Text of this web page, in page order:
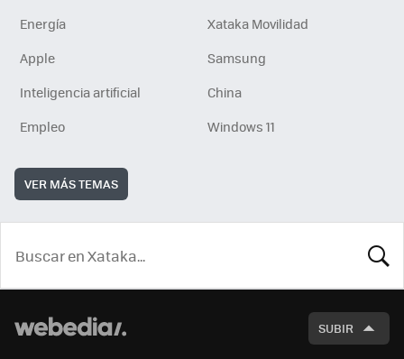
Energía
Xataka Movilidad
Apple
Samsung
Inteligencia artificial
China
Empleo
Windows 11
VER MÁS TEMAS
SUBIR